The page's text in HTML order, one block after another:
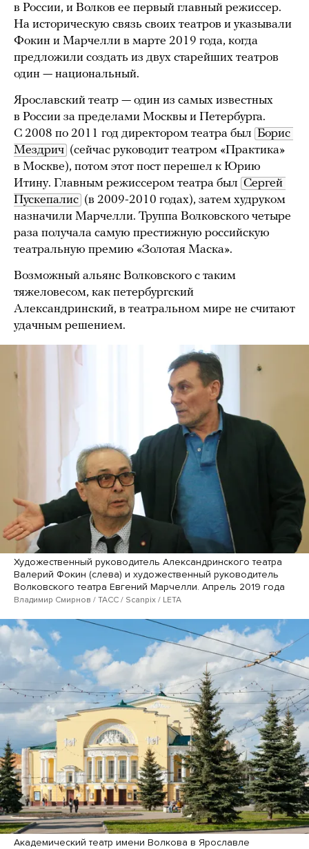
в России, и Волков ее первый главный режиссер.
На историческую связь своих театров и указывали
Фокин и Марчелли в марте 2019 года, когда
предложили создать из двух старейших театров
один — национальный.
Ярославский театр — один из самых известных
в России за пределами Москвы и Петербурга.
С 2008 по 2011 год директором театра был Борис
Мездрич (сейчас руководит театром «Практика»
в Москве), потом этот пост перешел к Юрию
Итину. Главным режиссером театра был Сергей
Пускепалис (в 2009-2010 годах), затем худруком
назначили Марчелли. Труппа Волковского четыре
раза получала самую престижную российскую
театральную премию «Золотая Маска».
Возможный альянс Волковского с таким
тяжеловесом, как петербургский
Александринский, в театральном мире не считают
удачным решением.
Художественный руководитель Александринского театра
Валерий Фокин (слева) и художественный руководитель
Волковского театра Евгений Марчелли. Апрель 2019 года
Владимир Смирнов / ТАСС / Scanpix / LETA
Академический театр имени Волкова в Ярославле